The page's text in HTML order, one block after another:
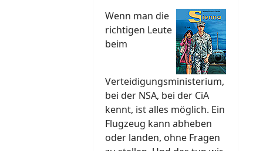
Wenn man die
richtigen Leute
beim
Verteidigungsministerium,
bei der NSA, bei der CiA
kennt, ist alles möglich. Ein
Flugzeug kann abheben
oder landen, ohne Fragen